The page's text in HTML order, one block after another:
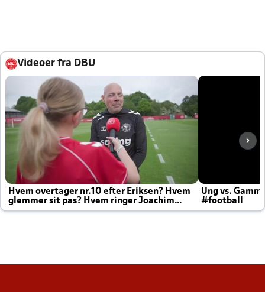
Videoer fra DBU
Hvem overtager nr.10 efter Eriksen? Hvem
glemmer sit pas? Hvem ringer Joachim
altid til efter kampe?
Ung vs.
#football